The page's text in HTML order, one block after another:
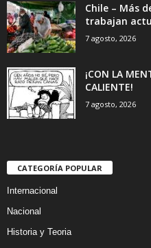
Chile – Más
trabajan
7 agosto, 2026
¡CON LA
CALIENTE!
7 agosto, 2026
CATEGORÍA POPULAR
Internacional
Nacional
Historia y Teoria